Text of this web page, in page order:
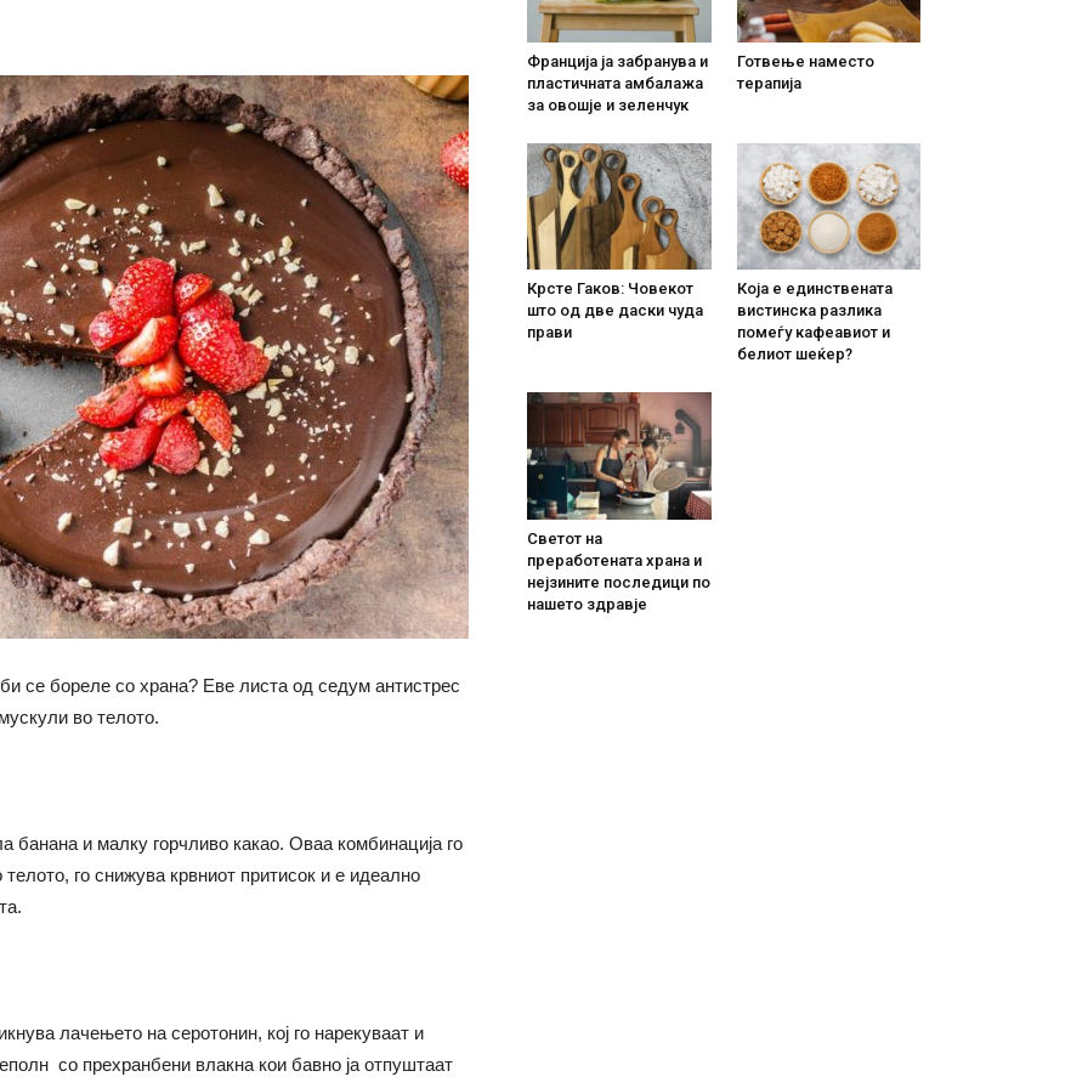
се бореле со храна? Еве листа од седум антистрес
во телото.
банана и малку горчливо какао. Оваа комбинација го
го снижува крвниот притисок и е идеално
лачењето на серотонин, кој го нарекуваат и
со прехранбени влакна кои бавно ја отпуштаат
Франција ја забранува и
пластичната амбалажа
за овошје и зеленчук
Готвење наместо
терапија
Крсте Гаков: Човекот
што од две даски чуда
прави
Која е единствената
вистинска разлика
помеѓу кафеавиот и
белиот шеќер?
Светот на
преработената храна и
нејзините последици по
нашето здравје